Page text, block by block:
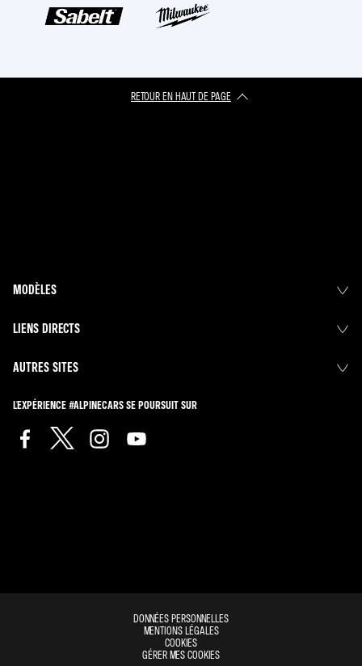
RETOUR EN HAUT DE PAGE
MODÈLES
LIENS DIRECTS
AUTRES SITES
L'EXPÉRIENCE #ALPINECARS SE POURSUIT SUR
DONNÉES PERSONNELLES
MENTIONS LÉGALES
COOKIES
GÉRER MES COOKIES